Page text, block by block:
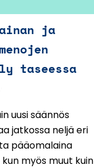
ja
taseessa
uusi säännös
jatkossa neljä eri
pääomalaina
myös muut kuin